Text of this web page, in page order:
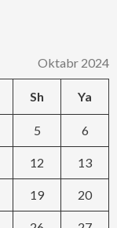
Oktabr 2024
Sh Ya
5 6
12 13
19 20